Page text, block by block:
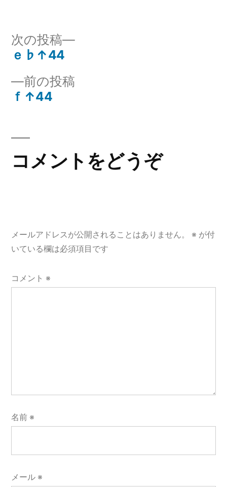
ー:
投
稿
ビ
ゲ
ン
前の投稿
ｆ↑44
次の投稿
次
ｅ♭↑44
コメントをどうぞ
メールアドレスが公開されることはありません。 ※ が付
いている欄は必須項目です
コメント ※
名前 ※
メール ※